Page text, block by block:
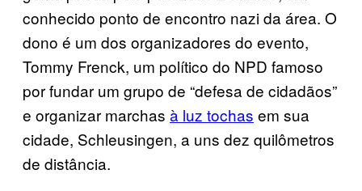
conhecido ponto de encontro nazi da área. O
dono é um dos organizadores do evento,
Tommy Frenck, um político do NPD famoso
por fundar um grupo de “defesa de cidadãos”
e organizar marchas à luz tochas em sua
cidade, Schleusingen, a uns dez quilômetros
de distância.